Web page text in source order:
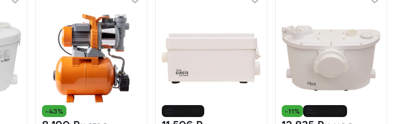
-43% -11%